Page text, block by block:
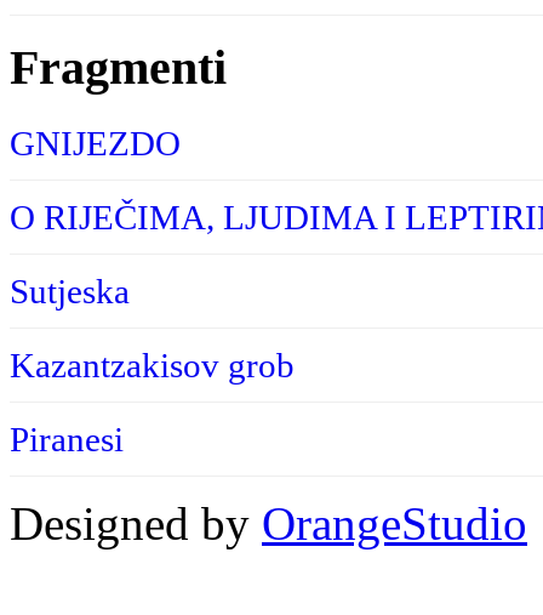
Fragmenti
GNIJEZDO
O RIJEČIMA, LJUDIMA I
Sutjeska
Kazantzakisov grob
Piranesi
Designed by OrangeStudio